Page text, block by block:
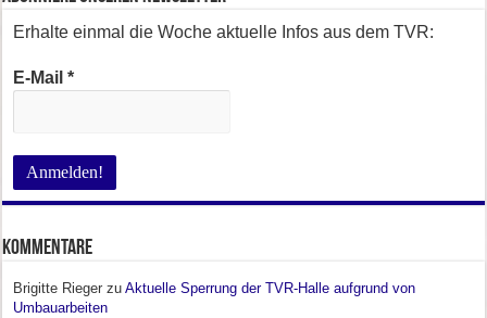
Erhalte einmal die Woche aktuelle Infos aus dem TVR:
E-Mail*
Kommentare
Brigitte Rieger zuAktuelle Sperrung der TVR-Halle aufgrund von
Umbauarbeiten